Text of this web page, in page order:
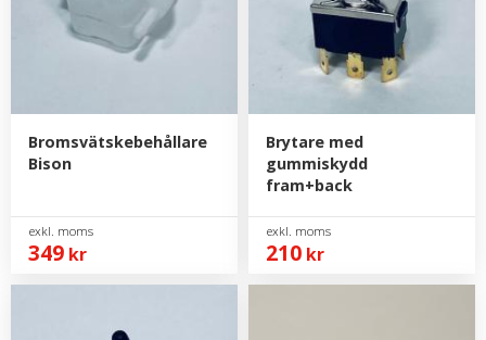
Bromsvätskebehållare
Bison
349 kr
Brytare med
gummiskydd
fram+back
210 kr